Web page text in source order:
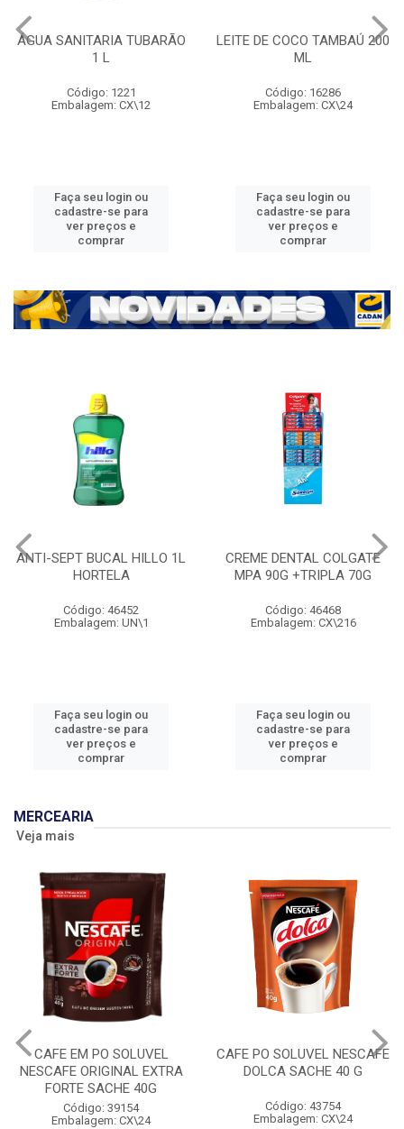
ÁGUA SANITARIA TUBARÃO
1 L
Código: 1221
Embalagem: CX\12
Faça seu login ou
cadastre-se para
ver preços e
comprar
LEITE DE COCO TAMBAÚ 200
ML
Código: 16286
Embalagem: CX\24
Faça seu login ou
cadastre-se para
ver preços e
comprar
ANTI-SEPT BUCAL HILLO 1L
HORTELA
Código: 46452
Embalagem: UN\1
Faça seu login ou
cadastre-se para
ver preços e
comprar
CREME DENTAL COLGATE
MPA 90G +TRIPLA 70G
Código: 46468
Embalagem: CX\216
Faça seu login ou
cadastre-se para
ver preços e
comprar
MERCEARIA
Veja mais
CAFE EM PO SOLUVEL
NESCAFE ORIGINAL EXTRA
FORTE SACHE 40G
Código: 39154
Embalagem: CX\24
CAFE PO SOLUVEL NESCAFE
DOLCA SACHE 40 G
Código: 43754
Embalagem: CX\24